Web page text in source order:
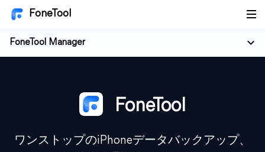
FoneTool
FoneTool Manager
FoneTool
ワンストップのiPhoneデータバックアップ、